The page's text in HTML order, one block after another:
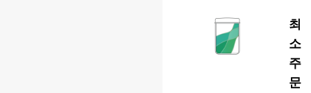
최
소
주
문